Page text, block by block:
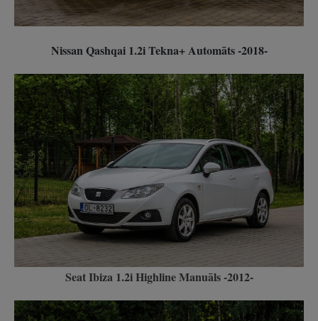
Nissan Qashqai 1.2i Tekna+ Automāts -2018-
Seat Ibiza 1.2i Highline Manuāls -2012-